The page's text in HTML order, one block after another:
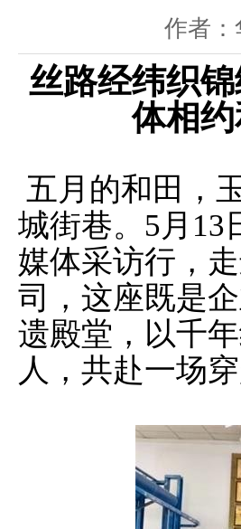
作者：
丝路经纬织
体相
五月的和田，
城街巷。5月13
媒体采访行，
司，这座既是
遗殿堂，以千
人，共赴一场